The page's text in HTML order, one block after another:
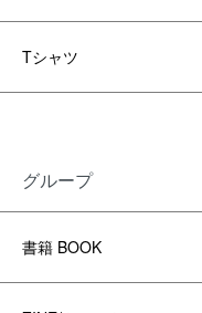
Tシャツ
グループ
書籍 BOOK